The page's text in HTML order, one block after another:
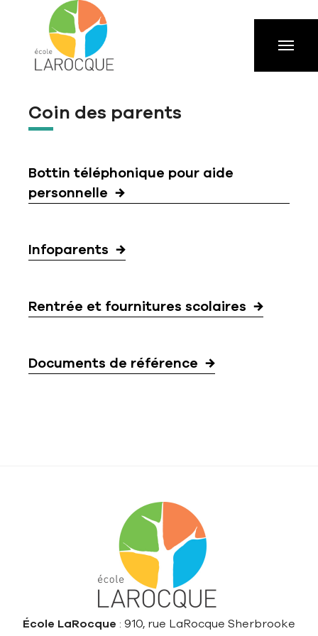
Aller à la navigation principale
Aller au contenu principal
Passer au pied de page
Coin des parents
Bottin téléphonique pour aide
personnelle
Infoparents
Rentrée et fournitures scolaires
Documents de référence
École LaRocque : 910, rue LaRocque Sherbrooke